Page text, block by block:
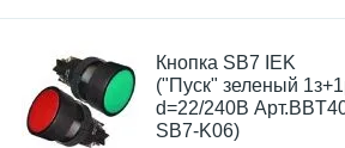
Кнопка SB7 IEK
("Пуск" зеленый
d=22/240В
SB7-K06)